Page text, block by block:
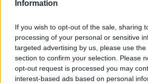
Information
If you wish to opt-out of the sale, sharing
processing of your personal or sensitive
targeted advertising by us, please use
section to confirm your selection. Please
opt-out request is processed you may
interest-based ads based on personal
Shtuarmë23.01.2022 12:49
rama